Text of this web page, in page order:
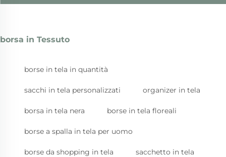
borsa in Tessuto
borse in tela in quantità
sacchi in tela personalizzati organizer in tela
borsa in tela nera borse in tela floreali
borse a spalla in tela per uomo
borse da shopping in tela sacchetto in tela